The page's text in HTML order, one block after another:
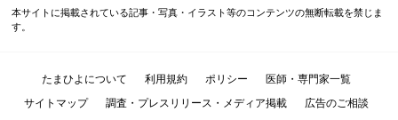
本サイトに掲載されている記事・写真・イラスト等のコンテンツの無断転載を禁じま
す。
たまひよについて 利用規約 ポリシー
医師・専門家一覧
サイトマップ
調査・プレスリリース・メディア掲載
広告のご相談